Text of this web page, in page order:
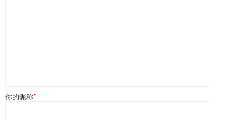
你的昵称*